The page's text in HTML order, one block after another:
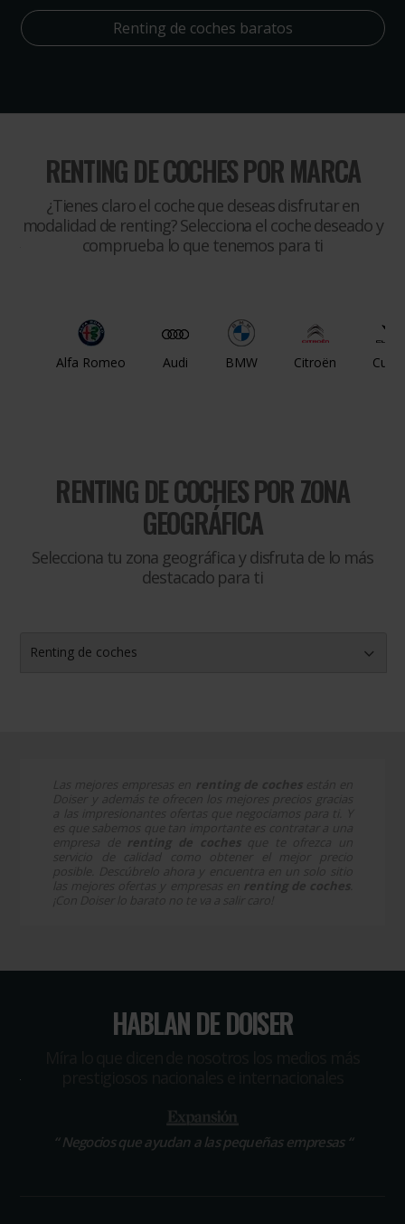
Renting de coches baratos
RENTING DE COCHES POR MARCA
¿Tienes claro el coche que deseas disfrutar en
modalidad de renting? Selecciona el coche deseado y
comprueba lo que tenemos para ti
Alfa Romeo Audi BMW Citroën
RENTING DE COCHESPOR ZONA
GEOGRÁFICA
Selecciona tu zona geográfica y disfruta de lo más
destacado para ti
Renting de coches
HABLAN DE DOISER
“Negocios que ayudan a las pequeñas empresas “
El portal que ha revolucionado las compras profesionales